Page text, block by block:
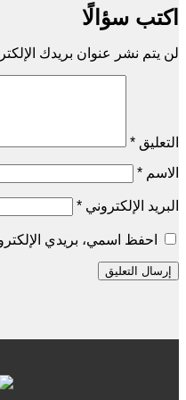
اكتب سؤالًا
لن يتم نشر عنوان بريدك
التعليق *
الاسم *
البريد الإلكتروني *
احفظ اسمي، بريدي